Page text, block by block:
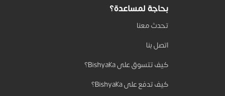
بحاجة لمساعدة؟
تحدث معنا
اتصل بنا
كيف تتسوق على Bishyaka؟
كيف تدفع على Bishyaka؟